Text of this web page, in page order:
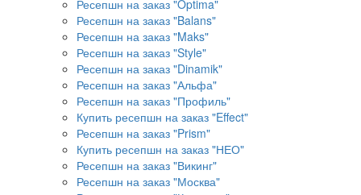
Ресепшн на заказ "Optima"
Ресепшн на заказ "Balans"
Ресепшн на заказ "Maks"
Ресепшн на заказ "Style"
Ресепшн на заказ "Dinamik"
Ресепшн на заказ "Альфа"
Ресепшн на заказ "Профиль"
Купить ресепшн на заказ "Effect"
Ресепшн на заказ "Prism"
Купить ресепшн на заказ "НЕО"
Ресепшн на заказ "Викинг"
Ресепшн на заказ "Москва"